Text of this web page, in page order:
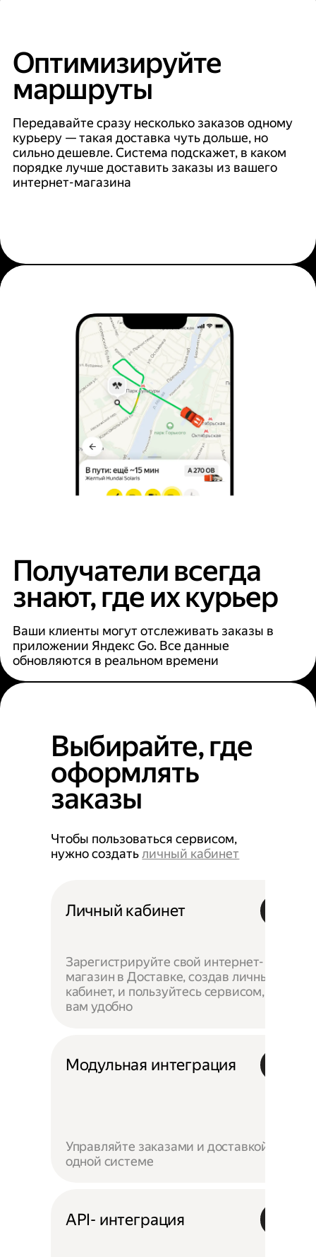
Оптимизируйте
маршруты
Передавайте сразу несколько заказов одному
курьеру — такая доставка чуть дольше, но
сильно дешевле. Система подскажет, в каком
порядке лучше доставить заказы из вашего
интернет-магазина
Получатели всегда
знают, где их курьер
Ваши клиенты могут отслеживать заказы в
приложении Яндекс Go. Все данные
обновляются в реальном времени
Выбирайте, где
оформлять
заказы
Чтобы пользоваться сервисом,
нужно создатьличный кабинет
Личный кабинет
Зарегистрируйте свой интернет-
магазин в Доставке, создав личный
кабинет, и пользуйтесь сервисом, как
вам удобно
Модульная интеграция
Управляйте заказами и доставкой в
одной системе
API- интеграция